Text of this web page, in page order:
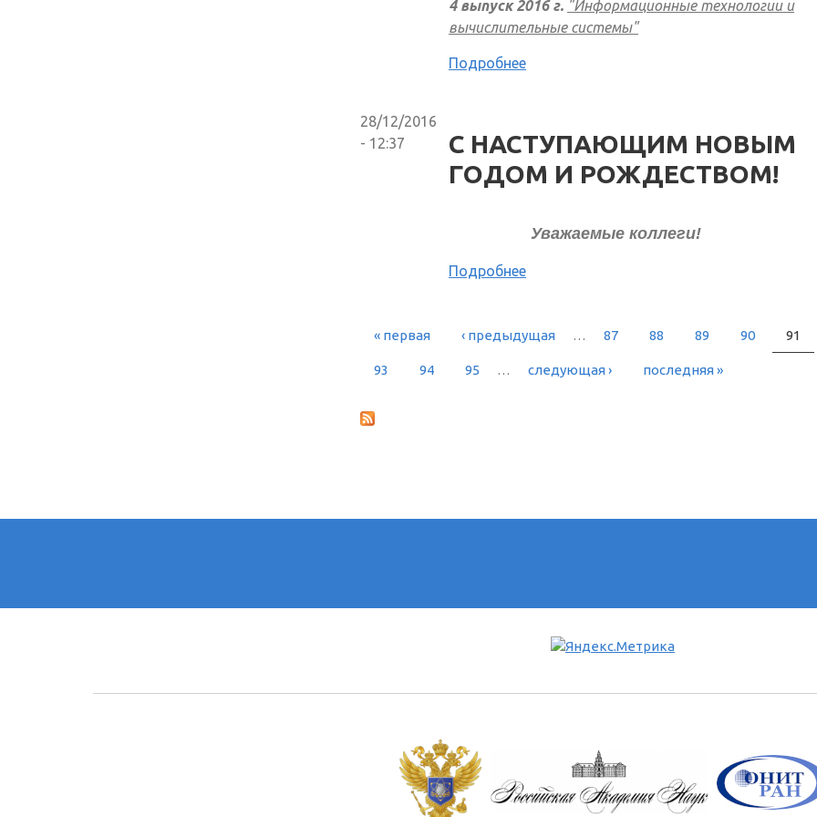
4 выпуск 2016 г. "Информационные технологии и
вычислительные системы"
Подробнее
28/12/2016
- 12:37
C НАСТУПАЮЩИМ НОВЫМ
ГОДОМ И РОЖДЕСТВОМ!
Уважаемые коллеги!
Подробнее
СТРАНИЦЫ
« первая ‹ предыдущая … 87 88 89 90 91
93 94 95 … следующая › последняя »